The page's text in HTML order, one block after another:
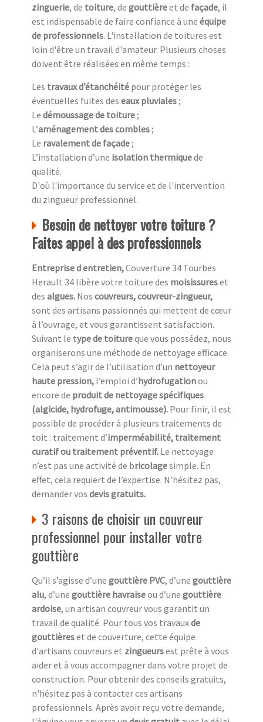
zinguerie, de toiture, de gouttièreet de façade, il
est indispensable de faire confiance à une équipe
de professionnels. L'installation de toitures est
loin d'être un travail d'amateur. Plusieurs choses
doivent être réalisées en même temps :
Les travaux d’étanchéité pour protéger les
éventuelles fuites des eaux pluviales ;
Le démoussage de toiture ;
L’aménagement des combles ;
Le ravalement de façade ;
L’installation d’une isolation thermiquede
qualité.
D'où l'importance du service et de l'intervention
du zingueur professionnel.
Besoin de nettoyer votre toiture ?
Faites appel à des professionnels
Entreprise d entretien,Couverture 34 Tourbes
Herault 34 libère votre toiture des moisissureset
des algues. Nos couvreurs, couvreur-zingueur,
sont des artisans passionnés qui mettent de cœur
à l’ouvrage, et vous garantissent satisfaction.
Suivant le type de toitureque vous possédez, nous
organiserons une méthode de nettoyage efficace.
Cela peut s’agir de l’utilisation d’un nettoyeur
haute pression, l’emploi d’hydrofugationou
encore de produit de nettoyage spécifiques
(algicide, hydrofuge, antimousse). Pour finir, il est
possible de procéder à plusieurs traitements de
toit : traitement d’imperméabilité, traitement
curatif ou traitement préventif. Le nettoyage
n’est pas une activité de bricolagesimple. En
effet, cela requiert de l’expertise. N’hésitez pas,
demander vos devis gratuits.
3 raisons de choisir un couvreur
professionnel pour installer votre
gouttière
Qu’il s’agisse d’une gouttière PVC, d’une gouttière
alu, d’une gouttière havraiseou d’une gouttière
ardoise, un artisan couvreur vous garantit un
travail de qualité. Pour tous vos travauxde
gouttièreset de couverture, cette équipe
d'artisans couvreurs et zingueursest prête à vous
aider et à vous accompagner dans votre projet de
construction. Pour obtenir des conseils gratuits,
n'hésitez pas à contacter ces artisans
professionnels. Après avoir reçu votre demande,